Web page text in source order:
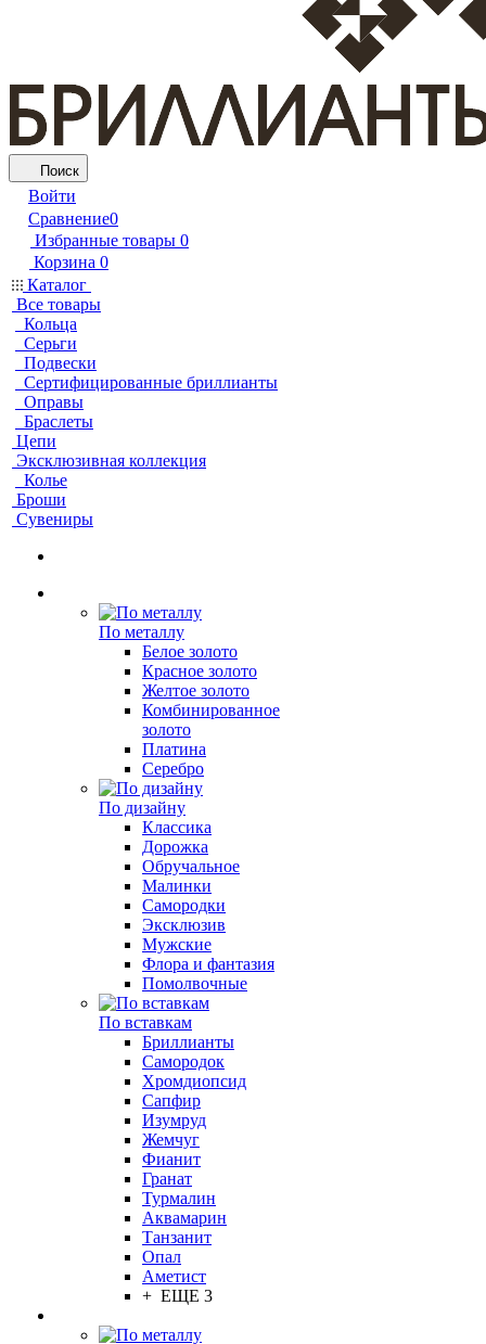
Поиск
Войти
Сравнение0
Избранные товары 0
Корзина 0
Каталог
Все товары
Кольца
Серьги
Подвески
Сертифицированные бриллианты
Оправы
Браслеты
Цепи
Эксклюзивная коллекция
Колье
Броши
Сувениры
По металлу
Белое золото
Красное золото
Желтое золото
Комбинированное
золото
Платина
Серебро
По дизайну
Классика
Дорожка
Обручальное
Малинки
Самородки
Эксклюзив
Мужские
Флора и фантазия
Помолвочные
По вставкам
Бриллианты
Самородок
Хромдиопсид
Сапфир
Изумруд
Жемчуг
Фианит
Гранат
Турмалин
Аквамарин
Танзанит
Опал
Аметист
+ ЕЩЕ 3